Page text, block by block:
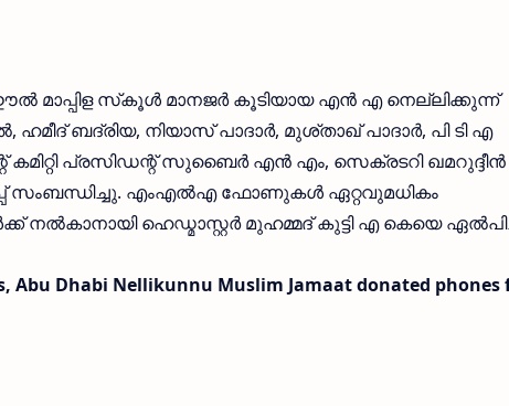
മാപ്പിള സ്‌കൂൾ മാനജർ കൂടിയായ എൻ എ നെല്ലിക്കുന്ന്
ബദ്‌രിയ, നിയാസ് പാദാർ, മുശ്താഖ്‌ പാദാർ, പി ടി എ
കമിറ്റി പ്രസിഡന്റ് സുബൈർ എൻ എം, സെക്രടറി ഖമറുദ്ദീൻ
സംബന്ധിച്ചു. എംഎൽഎ ഫോണുകൾ ഏറ്റവുമധികം
നൽകാനായി ഹെഡ്മാസ്റ്റർ മുഹമ്മദ് കുട്ടി എ കെയെ
Abu Dhabi Nellikunnu Muslim Jamaat donated phones